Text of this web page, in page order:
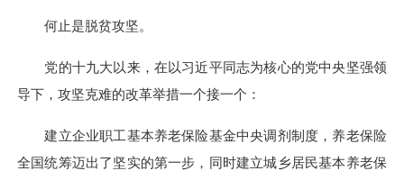
何止是脱贫攻坚。
党的十九大以来，在以习近平同志为核心的党中央坚强领
导下，攻坚克难的改革举措一个接一个：
建立企业职工基本养老保险基金中央调剂制度，养老保险
全国统筹迈出了坚实的第一步，同时建立城乡居民基本养老保